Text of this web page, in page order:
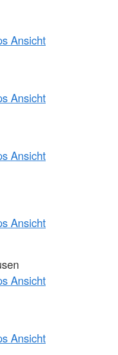
Ansicht
Ansicht
Ansicht
Ansicht
Ansicht
Ansicht